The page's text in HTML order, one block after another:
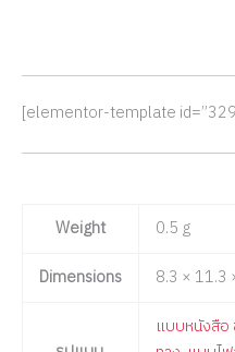
[elementor-template
Weight
0.5 g
Dimensions
8.3 × 11.3
แบบหนังสือ